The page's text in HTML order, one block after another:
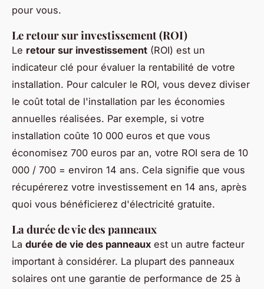
pour vous.
Le retour sur investissement (ROI)
Le retour sur investissement (ROI) est un
indicateur clé pour évaluer la rentabilité de votre
installation. Pour calculer le ROI, vous devez diviser
le coût total de l'installation par les économies
annuelles réalisées. Par exemple, si votre
installation coûte 10 000 euros et que vous
économisez 700 euros par an, votre ROI sera de 10
000 / 700 = environ 14 ans. Cela signifie que vous
récupérerez votre investissement en 14 ans, après
quoi vous bénéficierez d'électricité gratuite.
La durée de vie des panneaux
La durée de vie des panneaux est un autre facteur
important à considérer. La plupart des panneaux
solaires ont une garantie de performance de 25 à